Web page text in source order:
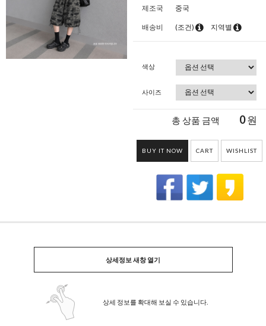
제조국 중국
배송비 (조건) 지역별
색상
사이즈
총 상품 금액 0원
BUY IT NOW CART WISHLIST
상세정보 새창 열기
상세 정보를 확대해 보실 수 있습니다.